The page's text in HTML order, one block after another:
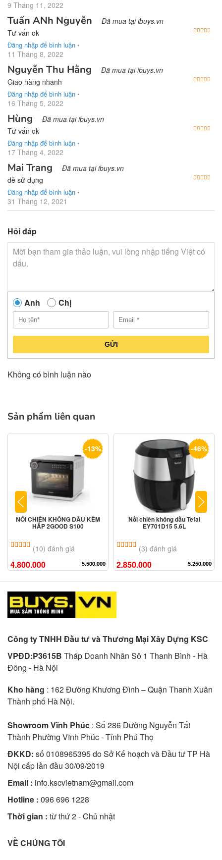
9 Tháng 11, 2022
Tuấn ANh Nguyễn Đã mua tại ibuys.vn
Tư vấn ok
Đăng nhập để bình luận •
11 Tháng 8, 2022
Nguyễn Thu Hằng Đã mua tại ibuys.vn
Giao hàng nhanh
Đăng nhập để bình luận •
16 Tháng 5, 2022
Hùng Đã mua tại ibuys.vn
Tư vấn ok
Đăng nhập để bình luận •
17 Tháng 4, 2022
Mai Trang Đã mua tại ibuys.vn
dễ sử dụng
Đăng nhập để bình luận •
31 Tháng 12, 2021
Hỏi đáp
Anh Chị
GỬI
Không có bình luận nào
Sản phẩm liên quan
-13%
NỒI CHIÊN KHÔNG DẦU KÈM
HẤP 2GOOD S100
5.00trên 5 dựa trên
10(10) đánh giá
4.800.000 5.500.000
-46%
Nồi chiên không dầu Tefal
EY701D15 5.6L
5.00 trên 5 dựa trên
(3) đánh giá
2.850.000 5.250.000
Công ty TNHH Đầu tư và Thương Mại Xây Dựng KSC
VPĐD:P3615B Tháp Doanh Nhân Sô 1 Thanh Bình - Hà
Đông - Hà Nội
Kho hàng : 162 Đường Khương Đình – Quận Thanh Xuân
Thành phố Hà Nội.
Showroom Vĩnh Phúc : Số 286 Đường Nguyễn Tất
Thành Phường Vĩnh Phúc - Tỉnh Phú Thọ
ĐKKD: số 0108965395 do Sở Kế hoạch và Đầu tư TP Hà
Nội cấp lần đầu 30/09/2019
Email : info.kscvietnam@gmail.com
Hotline : 096 696 1228
Thời gian : từ thứ 2 - Chủ nhật
VỀ CHÚNG TÔI